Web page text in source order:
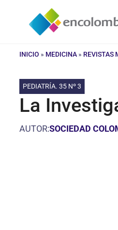
contenido
INICIO » MEDICINA » REVISTAS
PEDIATRÍA. 35 Nº 3
La
AUTOR:SOCIEDAD